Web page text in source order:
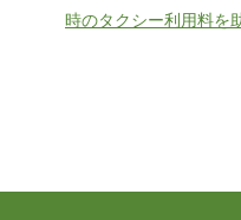
時のタクシー利用料を